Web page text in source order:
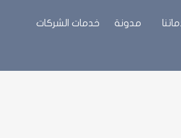
مدونة خدمات الشركات